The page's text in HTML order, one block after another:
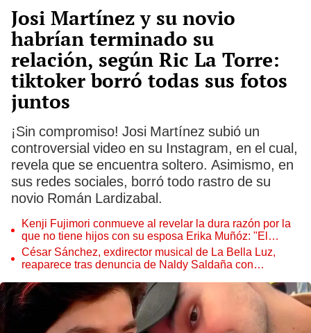
Josi Martínez y su novio
habrían terminado su
relación, según Ric La Torre:
tiktoker borró todas sus fotos
juntos
¡Sin compromiso! Josi Martínez subió un
controversial video en su Instagram, en el cual,
revela que se encuentra soltero. Asimismo, en
sus redes sociales, borró todo rastro de su
novio Román Lardizabal.
Kenji Fujimori conmueve al revelar la dura razón por la
que no tiene hijos con su esposa Erika Muñóz: "El
proceso judicial"
César Sánchez, exdirector musical de La Bella Luz,
reaparece tras denuncia de Naldy Saldaña con